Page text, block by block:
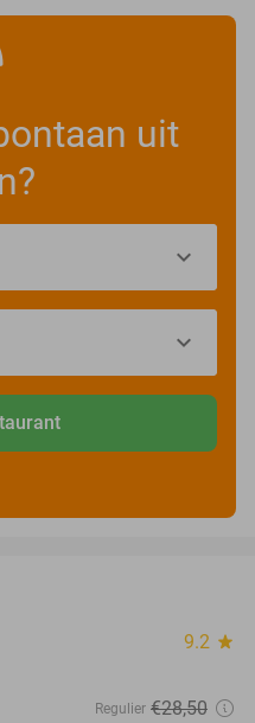
uit
9.2 star
Regulier €28,50